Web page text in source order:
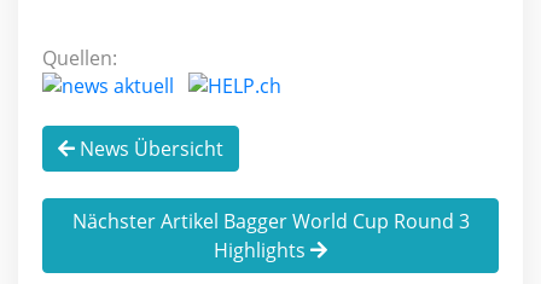
Quellen:
News Übersicht
Nächster Artikel Bagger World Cup Round 3
Highlights